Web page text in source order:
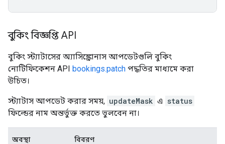
বুকিং বিজ্ঞপ্তি API
বুকিং স্ট্যাটাসের অ্যাসিঙ্ক্রোনাস আপডেটগুলি বুকিং
নোটিফিকেশন API bookings.patch পদ্ধতির মাধ্যমে করা
উচিত।
স্ট্যাটাস আপডেট করার সময়, updateMask এ status
ফিল্ডের নাম অন্তর্ভুক্ত করতে ভুলবেন না।
অবস্থা বিবরণ